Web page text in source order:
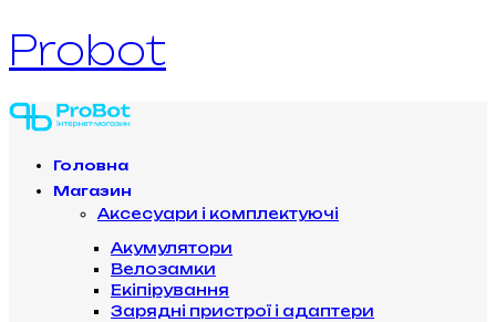
Probot
Головна
Магазин
Аксесуари і комплектуючі
Акумулятори
Велозамки
Екіпірування
Зарядні пристрої і адаптери